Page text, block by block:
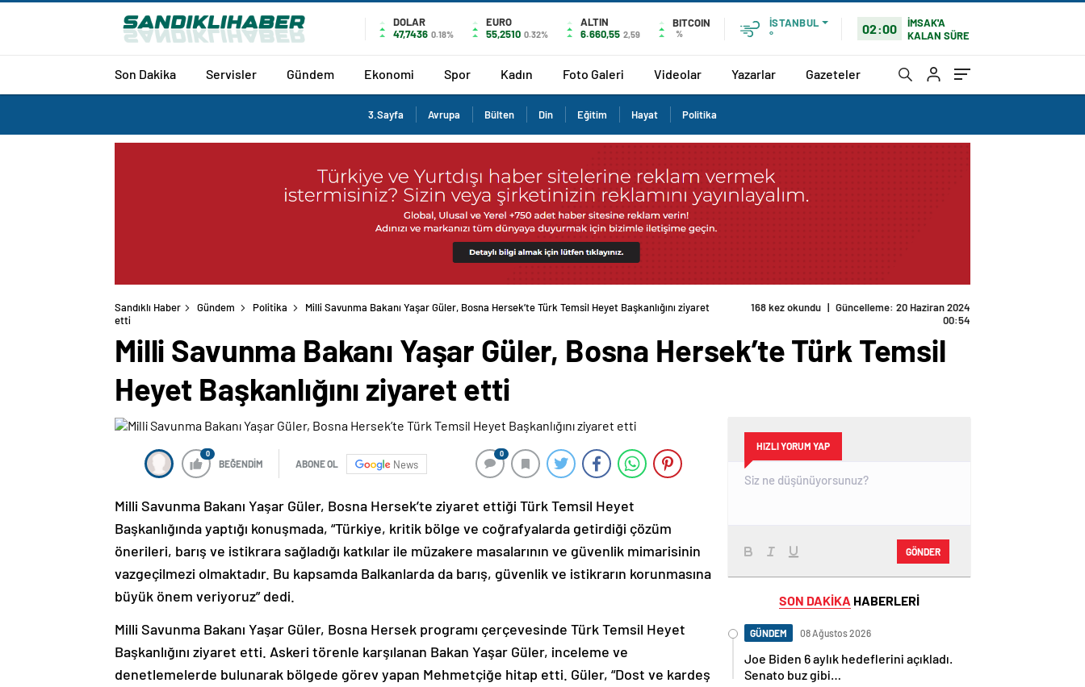
DOLAR
47,7436 0.18%
EURO
55,2510 0.32%
ALTIN
6.660,55 2,59
BITCOIN
%
İSTANBUL
°
02:00
İMSAK'A
KALAN SÜRE
Son Dakika Servisler Gündem Ekonomi Spor Kadın Foto Galeri Videolar Yazarlar Gazeteler
3.Sayfa Avrupa Bülten Din Eğitim Hayat Politika
Sandıklı Haber Gündem Politika
Milli Savunma Bakanı Yaşar Güler, Bosna Hersek’te Türk Temsil Heyet Başkanlığını ziyaret
etti
168 kez okundu | Güncelleme: 20 Haziran 2024
00:54
Milli Savunma Bakanı Yaşar Güler, Bosna Hersek’te Türk Temsil
Heyet Başkanlığını ziyaret etti
0
BEĞENDİM ABONE OL News
0
Milli Savunma Bakanı Yaşar Güler, Bosna Hersek’te ziyaret ettiği Türk Temsil Heyet
Başkanlığında yaptığı konuşmada, “Türkiye, kritik bölge ve coğrafyalarda getirdiği çözüm
önerileri, barış ve istikrara sağladığı katkılar ile müzakere masalarının ve güvenlik mimarisinin
vazgeçilmezi olmaktadır. Bu kapsamda Balkanlarda da barış, güvenlik ve istikrarın korunmasına
büyük önem veriyoruz” dedi.
Milli Savunma Bakanı Yaşar Güler, Bosna Hersek programı çerçevesinde Türk Temsil Heyet
Başkanlığını ziyaret etti. Askeri törenle karşılanan Bakan Yaşar Güler, inceleme ve
denetlemelerde bulunarak bölgede görev yapan Mehmetçiğe hitap etti. Güler, “Dost ve kardeş
HIZLI YORUM YAP
GÖNDER
SON DAKİKA HABERLERİ
GÜNDEM 08 Ağustos 2026
Joe Biden 6 aylık hedeflerini açıkladı.
Senato buz gibi…